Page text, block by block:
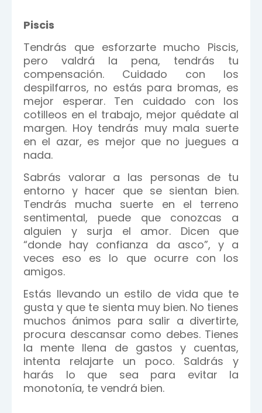
Piscis
Tendrás que esforzarte mucho Piscis,
pero valdrá la pena, tendrás tu
compensación. Cuidado con los
despilfarros, no estás para bromas, es
mejor esperar. Ten cuidado con los
cotilleos en el trabajo, mejor quédate al
margen. Hoy tendrás muy mala suerte
en el azar, es mejor que no juegues a
nada.
Sabrás valorar a las personas de tu
entorno y hacer que se sientan bien.
Tendrás mucha suerte en el terreno
sentimental, puede que conozcas a
alguien y surja el amor. Dicen que
“donde hay confianza da asco”, y a
veces eso es lo que ocurre con los
amigos.
Estás llevando un estilo de vida que te
gusta y que te sienta muy bien. No tienes
muchos ánimos para salir a divertirte,
procura descansar como debes. Tienes
la mente llena de gastos y cuentas,
intenta relajarte un poco. Saldrás y
harás lo que sea para evitar la
monotonía, te vendrá bien.